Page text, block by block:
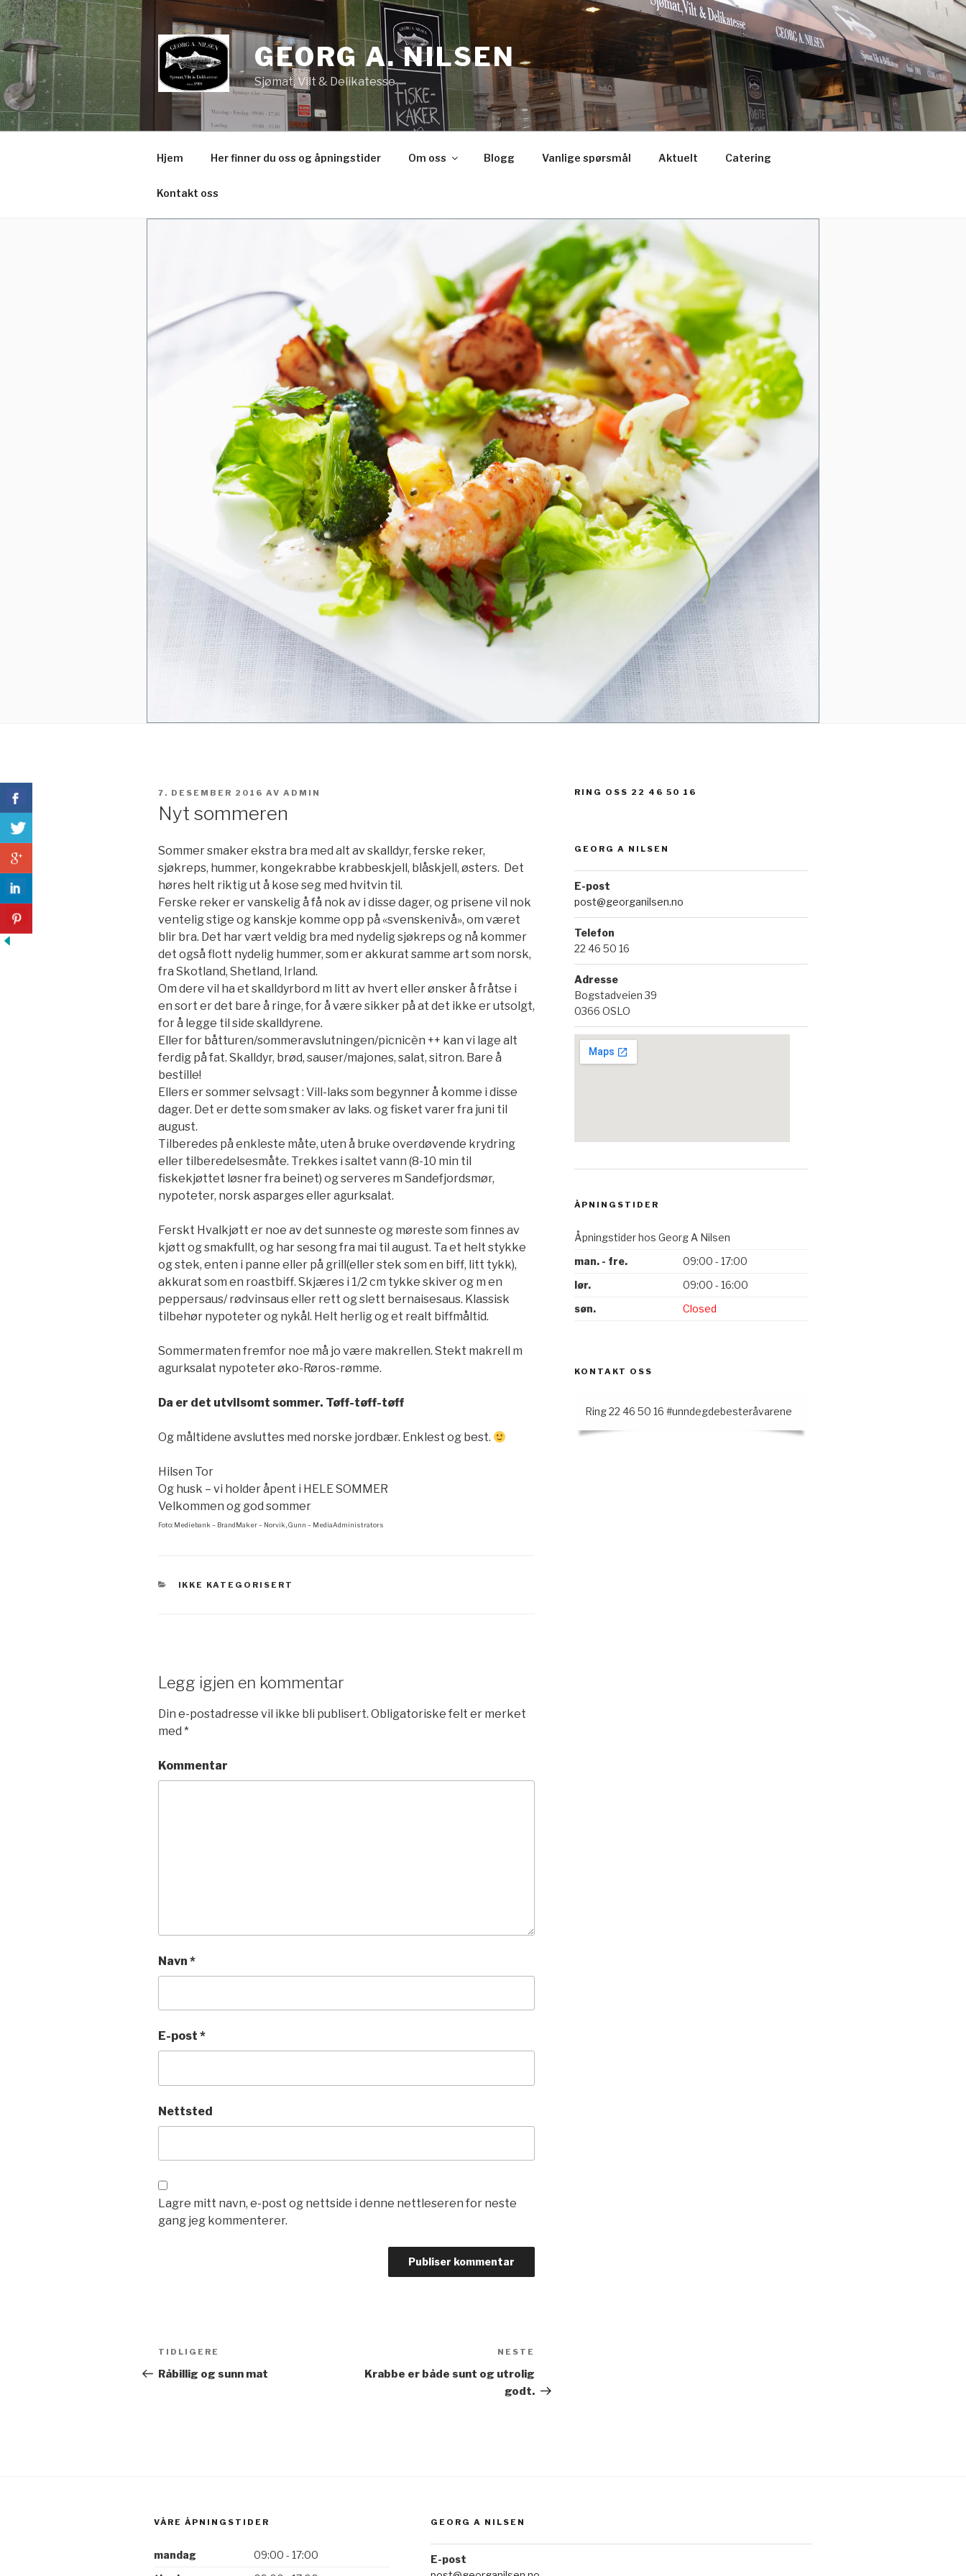
Gå
til
innhold
GEORG A. NILSEN
Sjømat, Vilt & Delikatesse
Hjem Her finner du oss og åpningstider Om oss Blogg Vanlige spørsmål Aktuelt Catering
Kontakt oss
PUBLISERT
7. DESEMBER 2016 AV ADMIN
Nyt sommeren
Sommer smaker ekstra bra med alt av skalldyr, ferske reker,
sjøkreps, hummer, kongekrabbe krabbeskjell, blåskjell, østers. Det
høres helt riktig ut å kose seg med hvitvin til.
Ferske reker er vanskelig å få nok av i disse dager, og prisene vil nok
ventelig stige og kanskje komme opp på «svenskenivå», om været
blir bra. Det har vært veldig bra med nydelig sjøkreps og nå kommer
det også flott nydelig hummer, som er akkurat samme art som norsk,
fra Skotland, Shetland, Irland.
Om dere vil ha et skalldyrbord m litt av hvert eller ønsker å fråtse i
en sort er det bare å ringe, for å være sikker på at det ikke er utsolgt,
for å legge til side skalldyrene.
Eller for båtturen/sommeravslutningen/picnicèn ++ kan vi lage alt
ferdig på fat. Skalldyr, brød, sauser/majones, salat, sitron. Bare å
bestille!
Ellers er sommer selvsagt : Vill-laks som begynner å komme i disse
dager. Det er dette som smaker av laks. og fisket varer fra juni til
august.
Tilberedes på enkleste måte, uten å bruke overdøvende krydring
eller tilberedelsesmåte. Trekkes i saltet vann (8-10 min til
fiskekjøttet løsner fra beinet) og serveres m Sandefjordsmør,
nypoteter, norsk asparges eller agurksalat.
Ferskt Hvalkjøtt er noe av det sunneste og møreste som finnes av
kjøtt og smakfullt, og har sesong fra mai til august. Ta et helt stykke
og stek, enten i panne eller på grill(eller stek som en biff, litt tykk),
akkurat som en roastbiff. Skjæres i 1/2 cm tykke skiver og m en
peppersaus/ rødvinsaus eller rett og slett bernaisesaus. Klassisk
tilbehør nypoteter og nykål. Helt herlig og et realt biffmåltid.
Sommermaten fremfor noe må jo være makrellen. Stekt makrell m
agurksalat nypoteter øko-Røros-rømme.
Da er det utvilsomt sommer. Tøff-tøff-tøff
Og måltidene avsluttes med norske jordbær. Enklest og best.
Hilsen Tor
Og husk – vi holder åpent i HELE SOMMER
Velkommen og god sommer
Foto: Mediebank – BrandMaker – Norvik, Gunn – MediaAdministrators
KATEGORIER
IKKE KATEGORISERT
Legg igjen en kommentar
Din e-postadresse vil ikke bli publisert. Obligatoriske felt er merket
med *
Kommentar
Navn *
E-post *
Nettsted
Lagre mitt navn, e-post og nettside i denne nettleseren for neste
gang jeg kommenterer.
Innleggsnavigasjon
Forrige
innlegg
TIDLIGERE
Råbillig og sunn mat
NESTE
Krabbe er både sunt og utrolig
godt.
RING OSS 22 46 50 16
GEORG A NILSEN
E-post
post@georganilsen.no
Telefon
22 46 50 16
Adresse
Bogstadveien 39
0366 OSLO
ÅPNINGSTIDER
Åpningstider hos Georg A Nilsen
man. - fre.
09:00 - 17:00
lør.
09:00 - 16:00
søn.
Closed
KONTAKT OSS
Ring 22 46 50 16 #unndegdebesteråvarene
VÅRE ÅPNINGSTIDER
mandag
09:00 - 17:00
GEORG A NILSEN
E-post